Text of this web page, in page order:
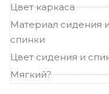
Цвет каркаса
Материал сидения
спинки
Цвет сидения и
Мягкий?